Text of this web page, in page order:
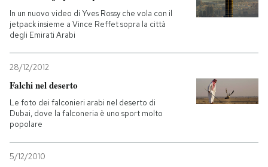
AREA PERSONALE
Entra
In un nuovo video di Yves Rossy che vola con il
jetpack insieme a Vince Reffet sopra la città
degli Emirati Arabi
28/12/2012
Falchi nel deserto
Le foto dei falconieri arabi nel deserto di
Dubai, dove la falconeria è uno sport molto
popolare
5/12/2010